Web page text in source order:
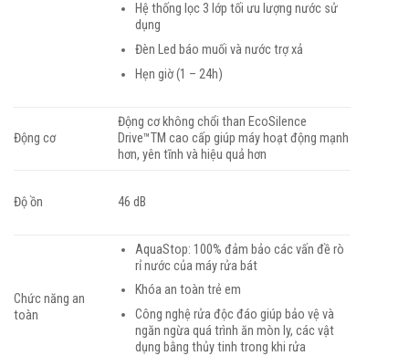
Hệ thống lọc 3 lớp tối ưu lượng nước sử
dụng
Đèn Led báo muối và nước trợ xả
Hẹn giờ (1 – 24h)
Động cơ
Động cơ không chổi than EcoSilence
Drive™TM cao cấp giúp máy hoạt động mạnh
hơn, yên tĩnh và hiệu quả hơn
Độ ồn 46 dB
Chức năng an
toàn
AquaStop: 100% đảm bảo các vấn đề rò
rỉ nước của máy rửa bát
Khóa an toàn trẻ em
Công nghệ rửa độc đáo giúp bảo vệ và
ngăn ngừa quá trình ăn mòn ly, các vật
dụng bằng thủy tinh trong khi rửa